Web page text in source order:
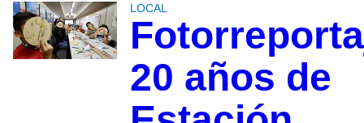
LOCAL
20 años de